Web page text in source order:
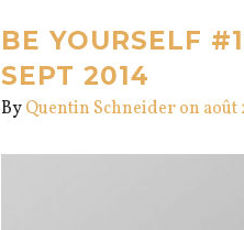
BE YOURSELF
SEPT 2014
ByQuentin Schneideron août